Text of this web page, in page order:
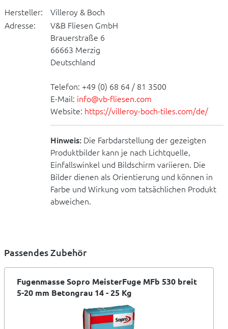
Hersteller:
Villeroy & Boch
Adresse:
V&B Fliesen GmbH
Brauerstraße 6
66663 Merzig
Deutschland
Telefon: +49 (0) 68 64 / 81 3500
E-Mail: info@vb-fliesen.com
Website: https://villeroy-boch-tiles.com/de/
Hinweis: Die Farbdarstellung der gezeigten
Produktbilder kann je nach Lichtquelle,
Einfallswinkel und Bildschirm variieren. Die
Bilder dienen als Orientierung und können in
Farbe und Wirkung vom tatsächlichen Produkt
abweichen.
Passendes Zubehör
Fugenmasse Sopro MeisterFuge MFb 530 breit
5-20 mm Betongrau 14 - 25 Kg